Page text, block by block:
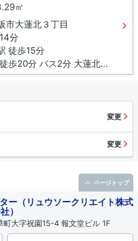
㎡
市大蓮北３丁目
分
徒歩15分
久宝寺口駅 徒歩20分 バス2分 大蓮北下車 徒歩8分
変更
変更
ー（リュウソークリエイト株式
）
大字祝園15-4 報文堂ビル 1F
ページトップ